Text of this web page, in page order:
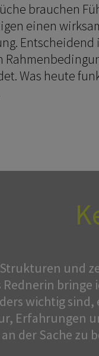
brauchen
einen
Entscheidend
Was heute
und
Rednerin bringe
wichtig
Erfahrungen
der Sache zu